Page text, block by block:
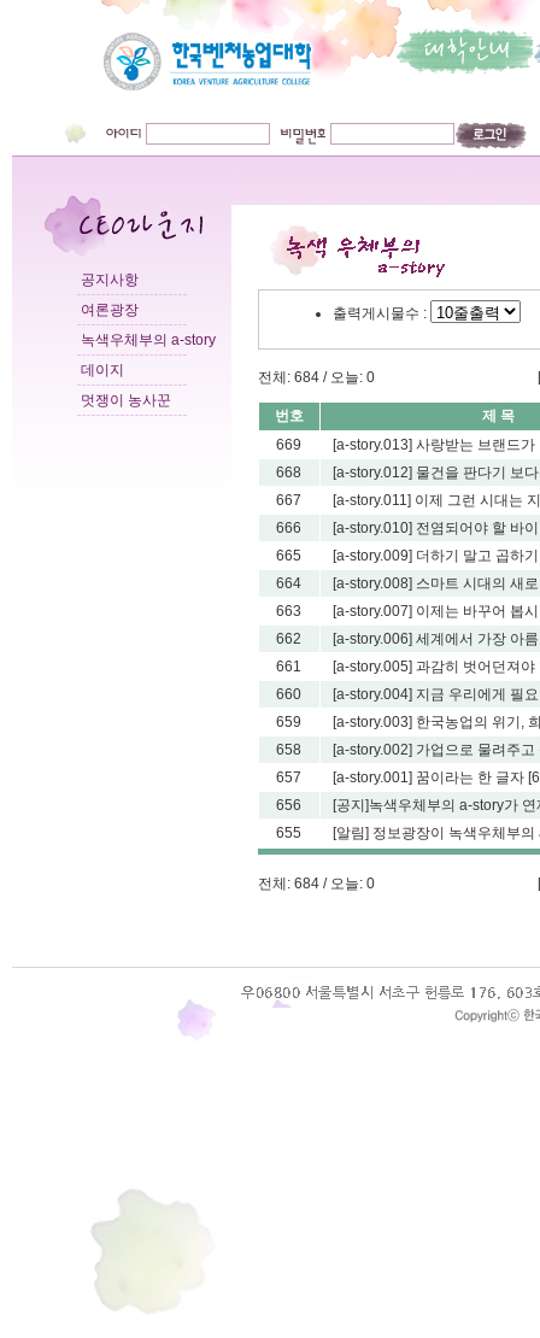
공지사항
여론광장
녹색우체부의 a-story
데이지
멋쟁이 농사꾼
출력게시물수 :
전체: 684 / 오늘: 0
번호
제 목
669
[a-story.013] 사랑받는 브랜드
668
[a-story.012] 물건을 판다기 보
667
[a-story.011] 이제 그런 시대는
666
[a-story.010] 전염되어야 할 바
665
[a-story.009] 더하기 말고 곱하
664
[a-story.008] 스마트 시대의 새
663
[a-story.007] 이제는 바꾸어 봅
662
[a-story.006] 세계에서 가장 아
661
[a-story.005] 과감히 벗어던져
660
[a-story.004] 지금 우리에게 필
659
[a-story.003] 한국농업의 위기,
658
[a-story.002] 가업으로 물려주
657
[a-story.001] 꿈이라는 한 글자
656
[공지]녹색우체부의 a-story가
655
[알림] 정보광장이 녹색우체부
전체: 684 / 오늘: 0